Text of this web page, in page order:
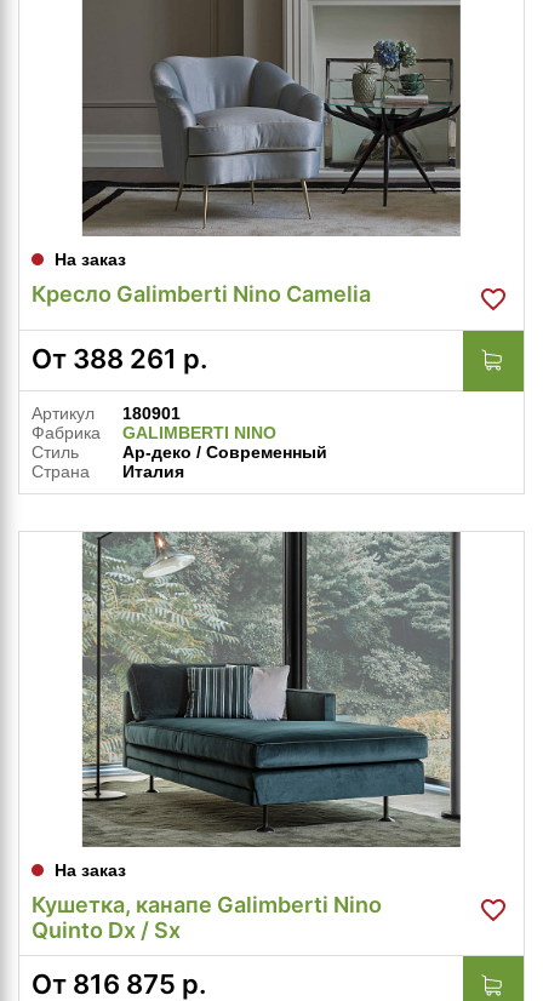
На заказ
Кресло Galimberti Nino Camelia
От 388 261 р.
Артикул
180901
Фабрика
GALIMBERTI NINO
Стиль
Ар-деко / Современный
Страна
Италия
На заказ
Кушетка, канапе Galimberti Nino
Quinto Dx / Sx
От 816 875 р.